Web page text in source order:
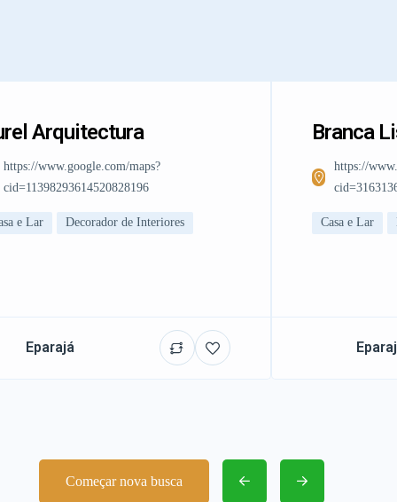
Arquitectura
https://www.google.com/maps?
cid=11398293614520828196
e Lar Decorador de Interiores
Eparajá
Branca
https://
Casa e Lar
Começar nova busca